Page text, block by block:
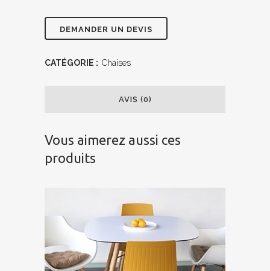
CATÉGORIE : Chaises
AVIS (0)
Vous aimerez aussi ces
produits